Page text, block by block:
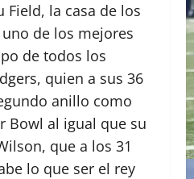
Field, la casa de los
de los mejores
de todos los
quien a sus 36
anillo como
Bowl al igual que su
que a los 31
lo que ser el rey